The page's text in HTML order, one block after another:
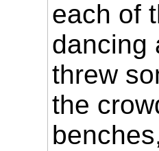
each of
dancing
threw
the